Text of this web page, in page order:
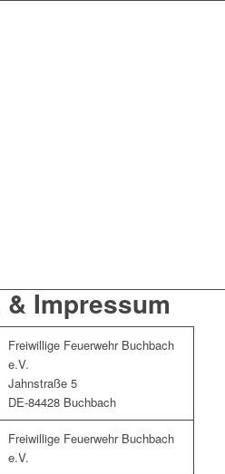
Impressum
Freiwillige Feuerwehr Buchbach
e.V.
Jahnstraße 5
DE-84428 Buchbach
Freiwillige Feuerwehr Buchbach
e.V.